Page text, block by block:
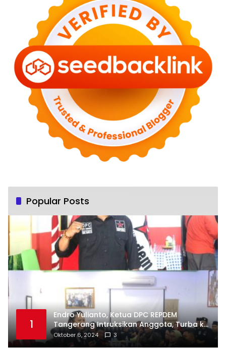
Popular Posts
1
Endro Yulianto, Ketua DPC REPDEM
Tangerang Intruksikan Anggota, Turba ke
Masyarakat Dan Jalani Apa Yang di
Putuskan RAKERCABSUS
Oktober 6, 2024 3